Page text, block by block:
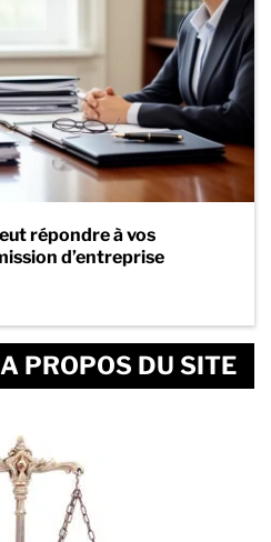
répondre à vos
d’entreprise
A PROPOS DU SITE